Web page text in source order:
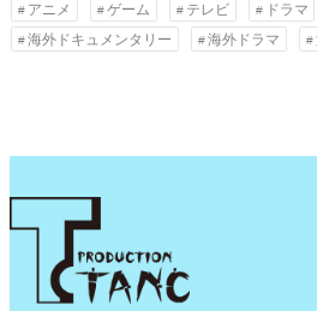
イ
ブ
アニメ ゲーム テレビ ドラマ
海外ドキュメンタリー
海外ドラマ